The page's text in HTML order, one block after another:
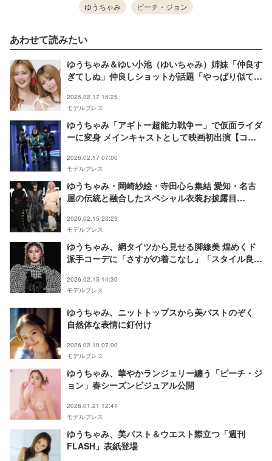
ゆうちゃみ ピーチ・ジョン
あわせて読みたい
ゆうちゃみ＆ゆい小池（ゆいちゃみ）姉妹「仲良す
ぎてしぬ」仲良しショットが話題「やっぱり似て
2026.02.17 15:25
モデルプレス
ゆうちゃみ「アギトー超能⼒戦争ー」で仮面ライダ
ーに変身 メインキャストとして映画初出演【コメ
2026.02.17 07:00
モデルプレス
ゆうちゃみ・岡崎紗絵・寺田心ら集結 愛知・名古
屋の伝統と融合したスペシャル衣装お披露目
2026.02.15 23:23
モデルプレス
ゆうちゃみ、網タイツから見せる脚線美 煌めくド
派手コーデに「さすがの着こなし」「スタイル良す
2026.02.15 14:30
モデルプレス
ゆうちゃみ、ニットトップスから美バストのぞく
自然体な表情に釘付け
2026.02.10 07:00
モデルプレス
ゆうちゃみ、華やかランジェリー纏う「ピーチ・ジ
ョン」春シーズンビジュアル公開
2026.01.21 12:41
モデルプレス
ゆうちゃみ、美バスト＆ウエスト際立つ「週刊
FLASH」表紙登場